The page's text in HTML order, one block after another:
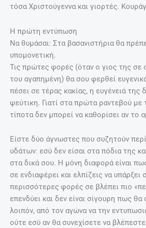
τόσα Χριστούγεννα και γιορτές.
Η πρώτη εντύπωση
Να θυμάσαι: Στα βασανιστήρια θα
υπομονετική.
Τις πρώτες φορές (όταν ο γιος της σε
του αγαπημένη) θα σου φερθεί
πέσει σε τέρας κακίας, η ευγένειά της
ψεύτικη. Γιατί στα πρώτα ραντεβού με
τίποτα δεν μπορεί να καθορίσει αν το
Είστε δύο άγνωστες που συζητούν
υδάτων: εσύ δεν είσαι στα πόδια της
στα δικά σου. Η μόνη διαφορά είναι
σε ενδιαφέρει και ελπίζεις να υπάρξει
περισσότερες φορές σε βλέπει πιο
επενδύει και δεν είναι σίγουρη πως θα
λοιπόν, από τον αγώνα να την
ούτε εσύ αν θα συνεχίσετε να